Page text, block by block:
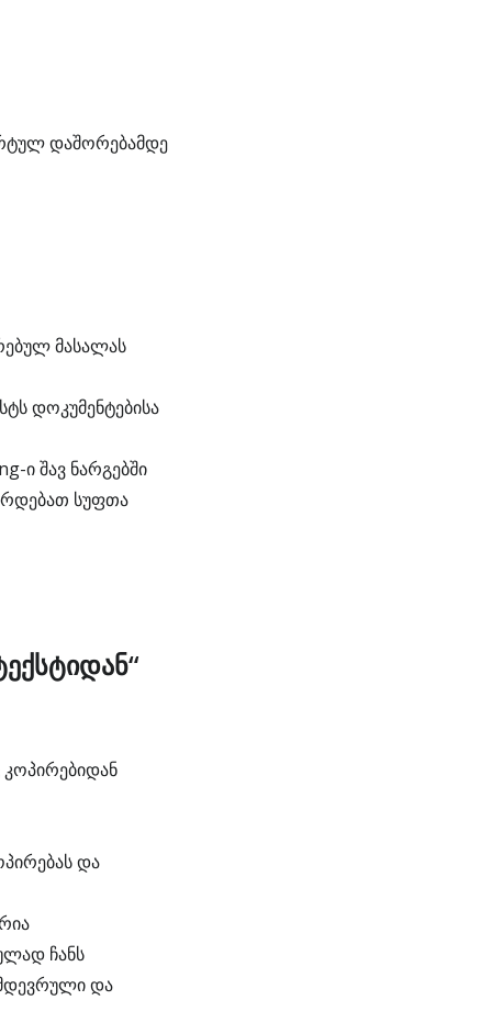
დაშორებამდე
მასალას
დოკუმენტებისა
ი შავ ნარგებში
სუფთა
და
ჩანს
და